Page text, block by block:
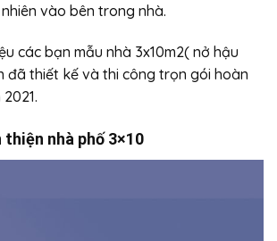
vào bên trong nhà.
các bạn mẫu nhà 3x10m2( nở hậu
đã thiết kế và thi công trọn gói hoàn
thiện nhà phố 3×10